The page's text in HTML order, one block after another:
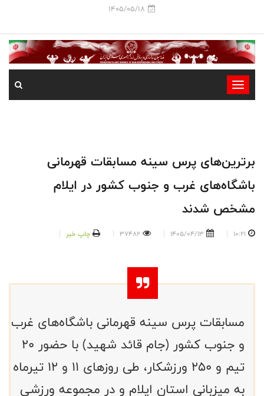
1405/05/18
-
-
-
برترین‌های پرس سینه مسابقات قهرمانی
باشگاه‌های غرب و جنوب کشور در ایلام
مشخص شدند
10:21
1405/04/13
37482 چاپ خبر
مسابقات پرس سینه قهرمانی باشگاه‌های غرب
و جنوب کشور (جام قائد شهید) با حضور ۲۰
تیم و ۲۵۰ ورزشکار، طی روزهای ۱۱ و ۱۲ تیرماه
به میزبانی استان ایلام و در مجموعه ورزشی